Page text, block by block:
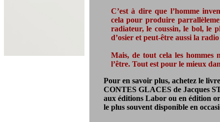
C’est à dire que l’homme
cela pour produire
radiateur, le coussin, le bol, le
d’osier et peut-être aussi la
Mais, de tout cela les hommes
l’être. Tout est pour le mieux
Pour en savoir plus, achetez le
CONTES GLACES de Jacques
aux éditions Labor ou en édition
le plus souvent disponible en